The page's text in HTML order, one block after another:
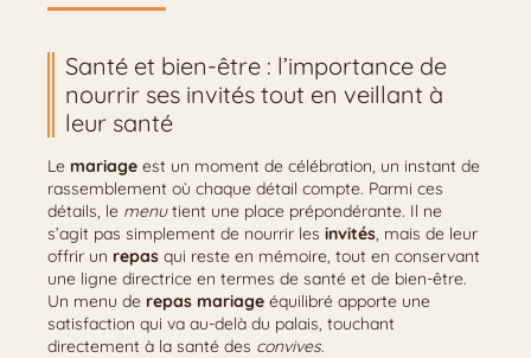
Santé et bien-être : l’importance de
nourrir ses invités tout en veillant à
leur santé
Le mariage est un moment de célébration, un instant de
rassemblement où chaque détail compte. Parmi ces
détails, le menutient une place prépondérante. Il ne
s’agit pas simplement de nourrir les invités, mais de leur
offrir un repas qui reste en mémoire, tout en conservant
une ligne directrice en termes de santé et de bien-être.
Un menu de repas mariage équilibré apporte une
satisfaction qui va au-delà du palais, touchant
directement à la santé des convives.